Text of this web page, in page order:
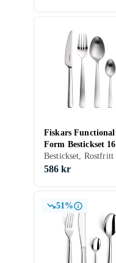
Fiskars Functional
Form Bestickset 16
Delar
586 kr
51%